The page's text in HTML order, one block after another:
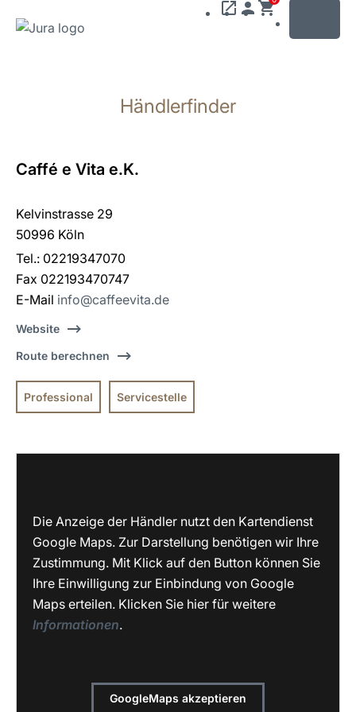
wechseln
Händlerfinder
Caffé e Vita e.K.
Kelvinstrasse 29
50996 Köln
Tel.: 02219347070
Fax 022193470747
E-Mail info@caffeevita.de
Website
Route berechnen
Professional Servicestelle
Die Anzeige der Händler nutzt den Kartendienst
Google Maps. Zur Darstellung benötigen wir Ihre
Zustimmung. Mit Klick auf den Button können Sie
Ihre Einwilligung zur Einbindung von Google
Maps erteilen. Klicken Sie hier für weitere
Informationen.
GoogleMaps akzeptieren